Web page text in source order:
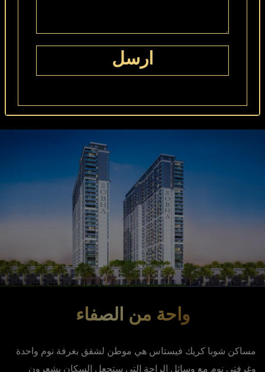
دبي تستمتعون بها بشكل خاص من أعلى الجسور في كريك
فيستاس. من خلال عمل عالمي المستوى وتخطيطات ذكية و
شرفات واسعة وتفاصيل مخصصة تم التخطيط لها بدقة، تستمر
واحة من الصفاء
مساكن شوبا كريك فيستاس هي موطن لشقق بغرفة نوم واحدة
وغرفتي نوم مع وسائل الراحة التي ستجعل السكان يشعرون
ارسل